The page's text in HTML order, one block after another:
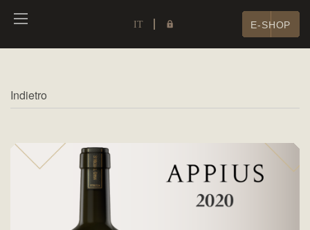
IT E-SHOP
Indietro